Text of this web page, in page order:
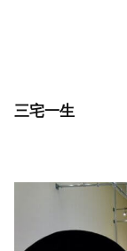
三宅一生